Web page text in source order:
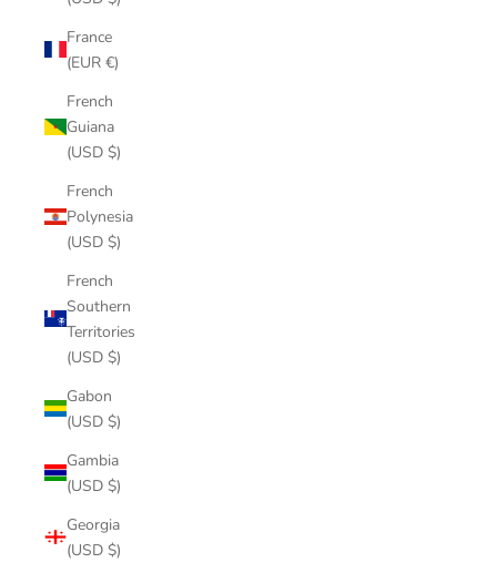
France
(EUR €)
French
Guiana
(USD $)
French
Polynesia
(USD $)
French
Southern
Territories
(USD $)
Gabon
(USD $)
Gambia
(USD $)
Georgia
(USD $)